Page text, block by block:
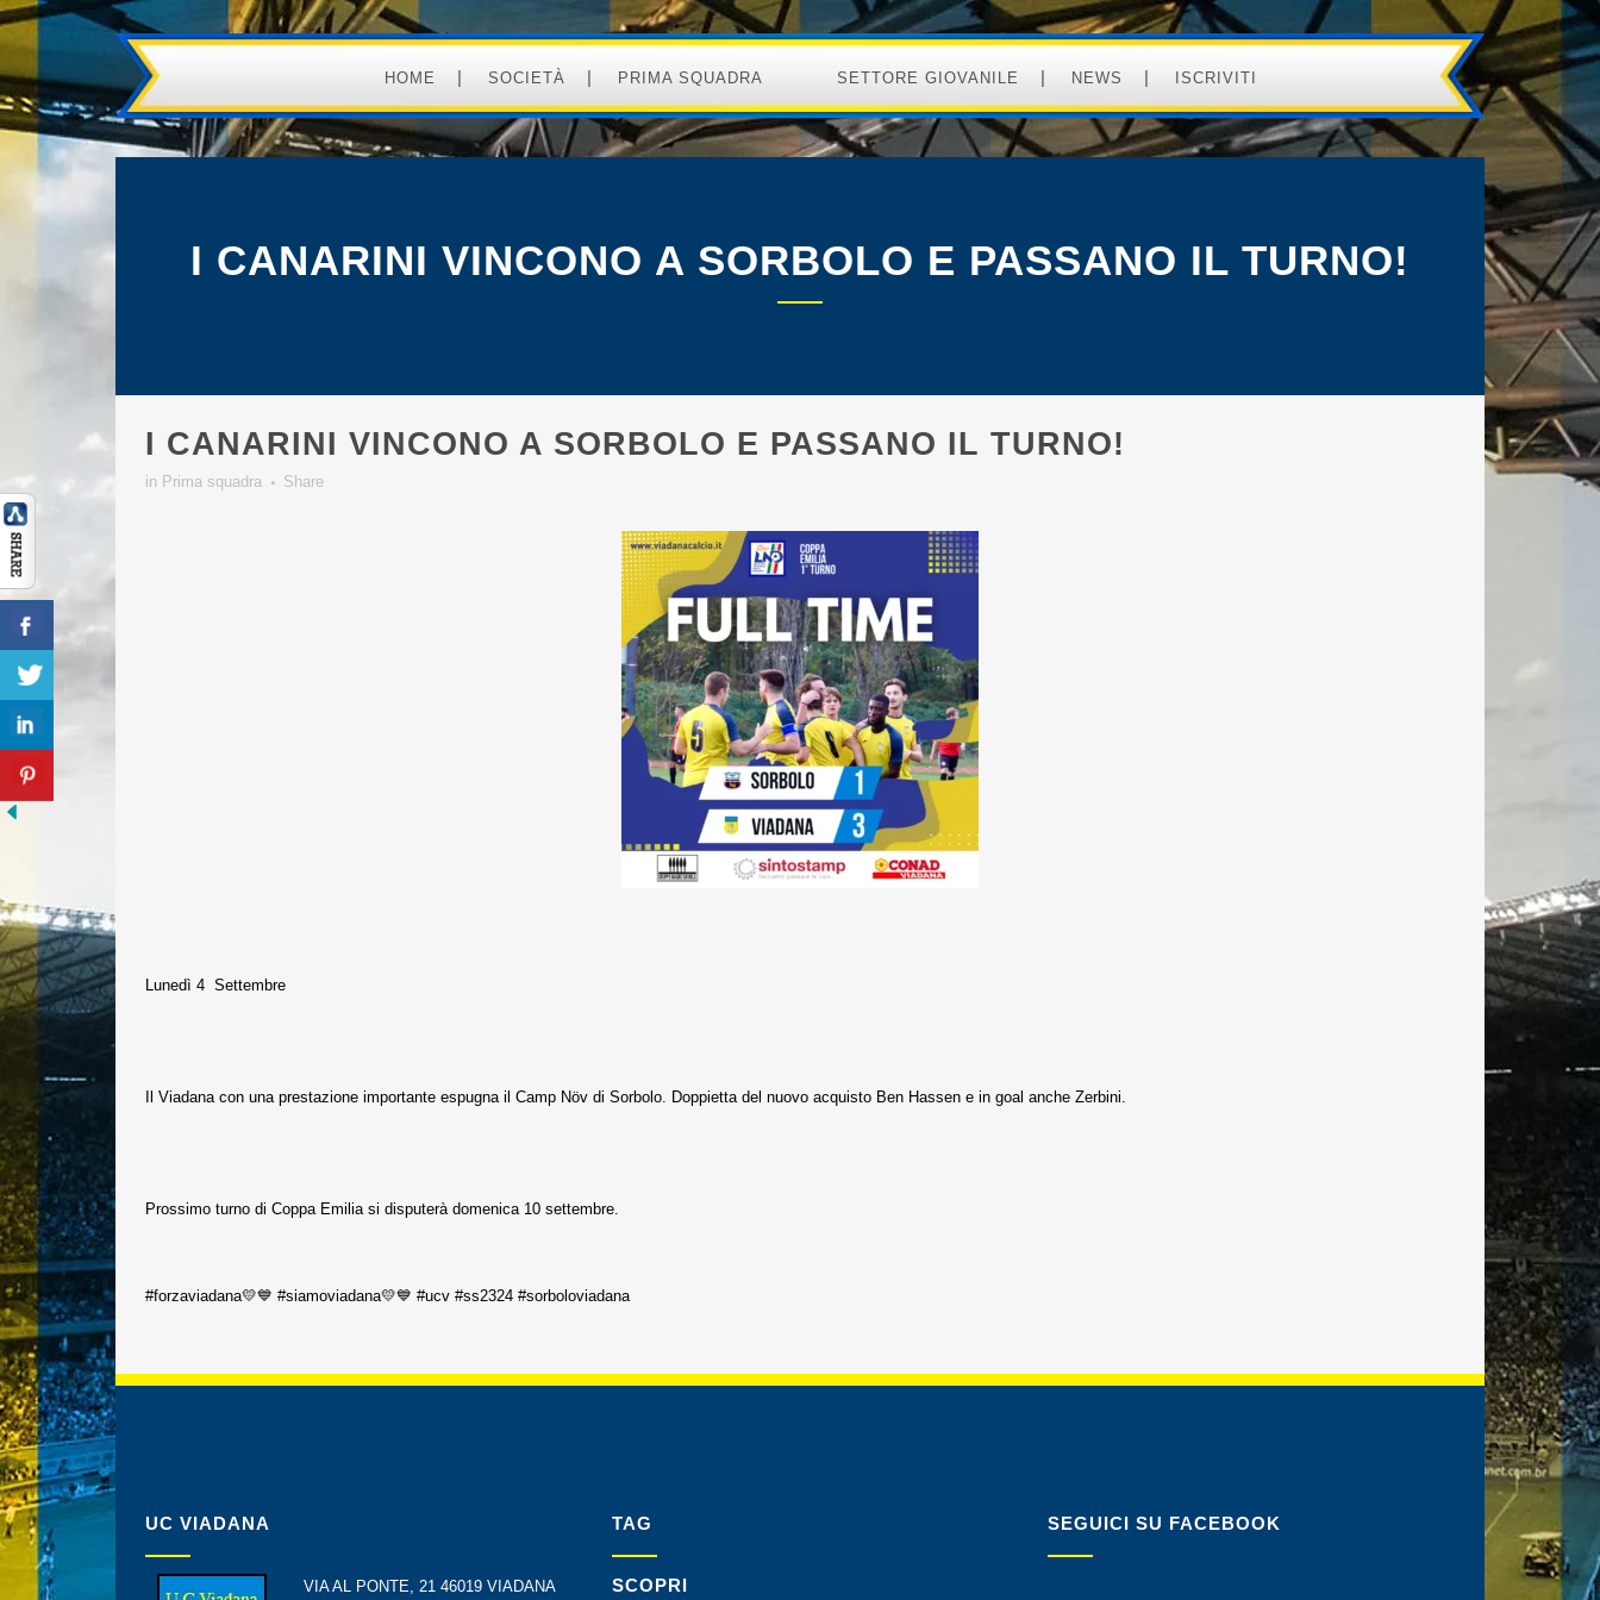
HOME SOCIETÀ PRIMA SQUADRA SETTORE GIOVANILE NEWS ISCRIVITI
I CANARINI VINCONO A SORBOLO E PASSANO IL TURNO!
I CANARINI VINCONO A SORBOLO E PASSANO IL TURNO!
in Prima squadra Share
Lunedì 4 Settembre
Il Viadana con una prestazione importante espugna il Camp Növ di Sorbolo. Doppietta del nuovo acquisto Ben Hassen e in goal anche Zerbini.
Prossimo turno di Coppa Emilia si disputerà domenica 10 settembre.
#forzaviadana💛💙 #siamoviadana💛💙 #ucv #ss2324 #sorboloviadana
UC VIADANA
VIA AL PONTE, 21 46019 VIADANA
TAG
SCOPRI
SEGUICI SU FACEBOOK